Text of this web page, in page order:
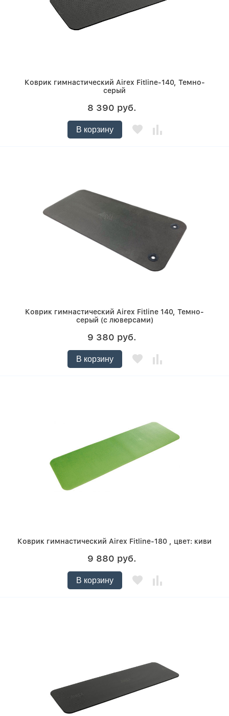
Коврик гимнастический Airex Fitline-140, Темно-
серый
8 390 руб.
В корзину
Коврик гимнастический Airex Fitline 140, Темно-
серый (с люверсами)
9 380 руб.
В корзину
Коврик гимнастический Airex Fitline-180 , цвет: киви
9 880 руб.
В корзину